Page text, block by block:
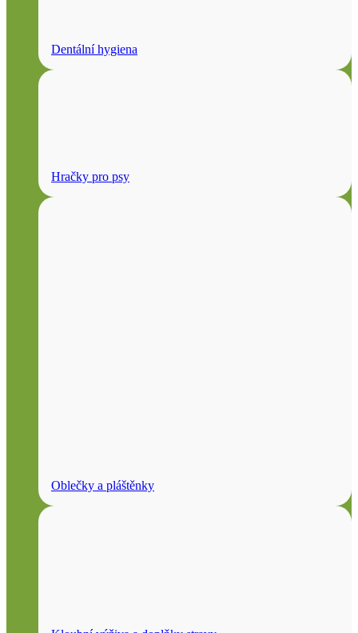
Dentální hygiena
Hračky pro psy
Oblečky a pláštěnky